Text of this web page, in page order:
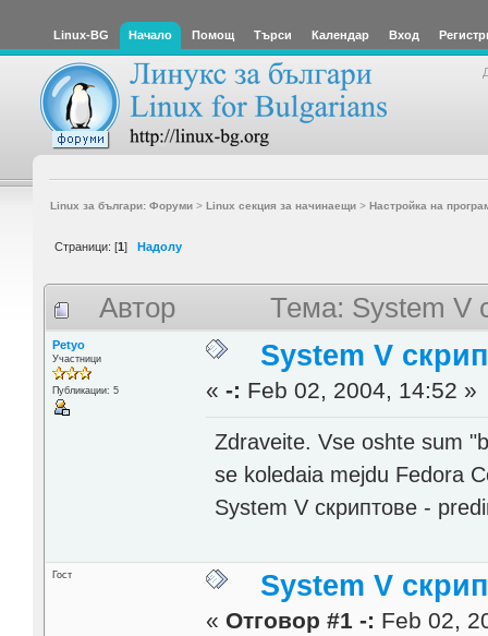
Linux-BG Начало Помощ Търси Календар Вход
Linux за българи: Форуми> Linux секция за начинаещи> Настройка на
Страници: [1] Надолу
Автор Тема: System V
Petyo
Участници
Публикации: 5
System V
«-: Feb 02, 2004, 14:52 »
Zdraveite. Vse oshte sum
se koledaia mejdu Fedora
System V скриптовe -
Гост System V
« Отговор #1 -: Feb 02,